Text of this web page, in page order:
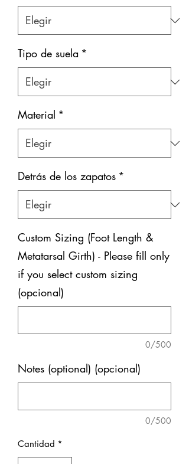
Tipo de suela *
Material *
Detrás de los zapatos *
Custom Sizing (Foot Length &
Metatarsal Girth) - Please fill only
if you select custom sizing
(opcional)
0/500
Notes (optional) (opcional)
0/500
Cantidad *